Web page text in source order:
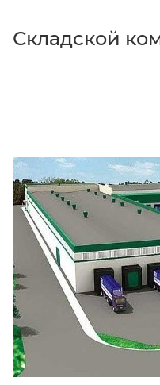
Складской